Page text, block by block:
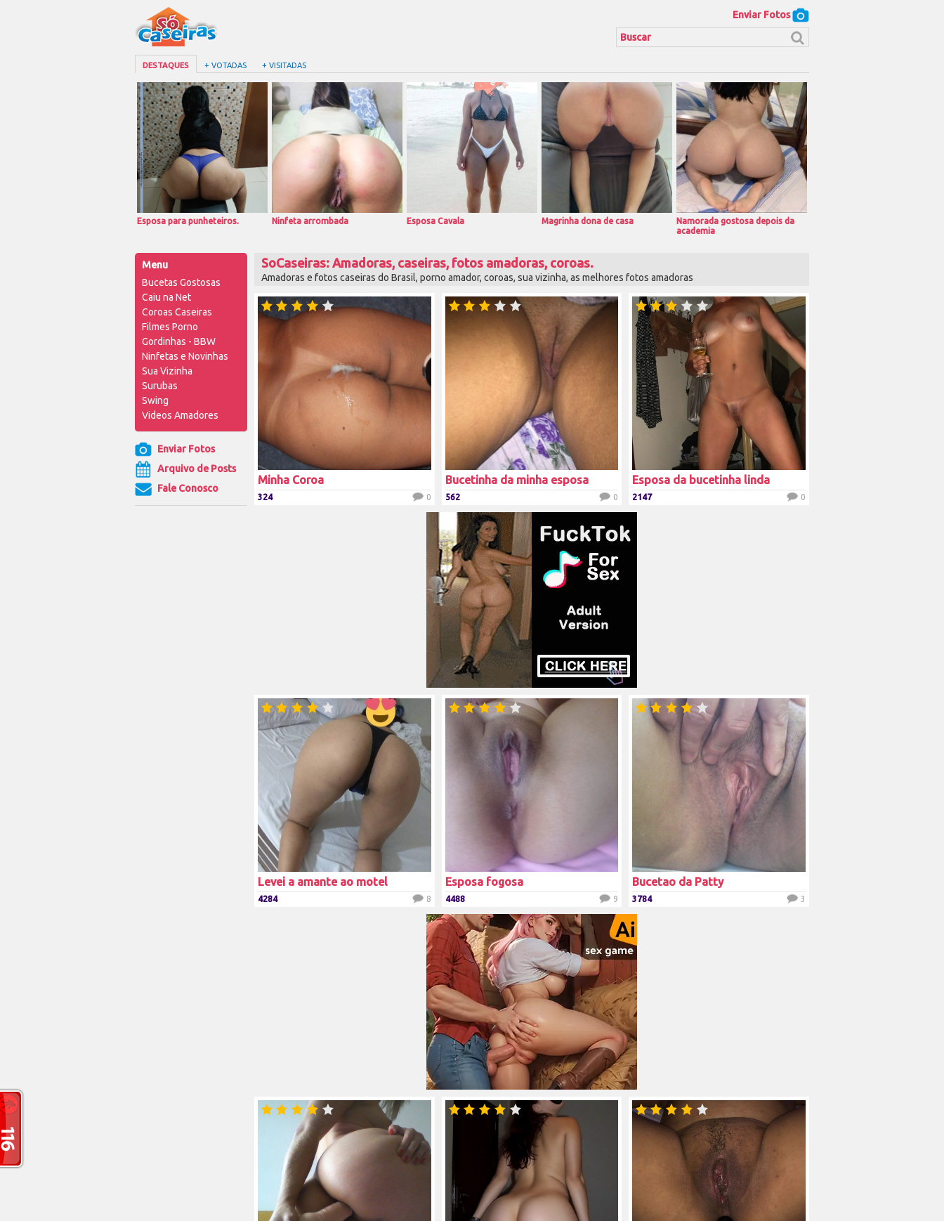
Enviar Fotos
DESTAQUES + VOTADAS + VISITADAS
Esposa para punheteiros. Ninfeta arrombada Esposa Cavala Magrinha dona de casa
Namorada gostosa depois da
academia
Menu
Bucetas Gostosas
Caiu na Net
Coroas Caseiras
Filmes Porno
Gordinhas - BBW
Ninfetas e Novinhas
Sua Vizinha
Surubas
Swing
Videos Amadores
Enviar Fotos
Arquivo de Posts
Fale Conosco
SoCaseiras: Amadoras, caseiras, fotos amadoras, coroas.
Amadoras e fotos caseiras do Brasil, porno amador, coroas, sua vizinha, as melhores fotos amadoras
Minha Coroa
324 0
Bucetinha da minha esposa
562 0
Esposa da bucetinha linda
2147 0
Levei a amante ao motel
4284 8
Esposa fogosa
4488 9
Bucetao da Patty
3784 3